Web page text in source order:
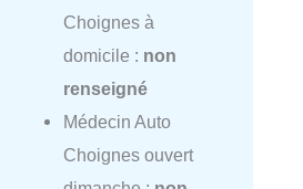
Choignes à
domicile : non
renseigné
Médecin Auto
Choignes ouvert